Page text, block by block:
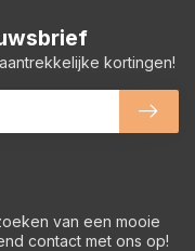
van een mooie
contact met ons op!
kortingen!